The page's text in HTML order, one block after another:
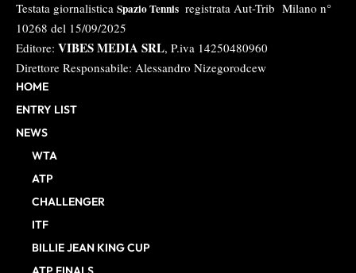
Testata giornalistica Spazio Tennis registrata Aut-Trib Milano n°
10268 del 15/09/2025
Editore: VIBES MEDIA SRL, P.iva 14250480960
Direttore Responsabile: Alessandro Nizegorodcew
HOME
ENTRY LIST
NEWS
WTA
ATP
CHALLENGER
ITF
BILLIE JEAN KING CUP